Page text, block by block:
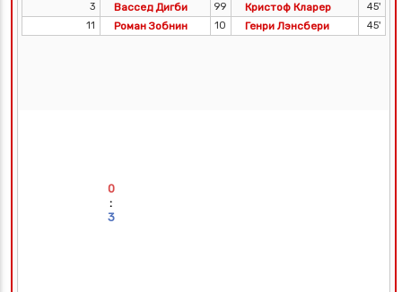
3
Вассед Дигби 99 Кристоф Кларер
45'
11
Роман Зобнин 10 Генри Лэнсбери 45'
0
:
3